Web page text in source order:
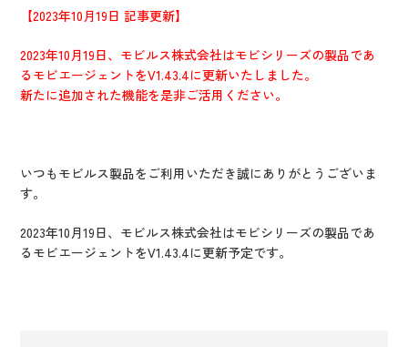
CX向上情報サイト
【2023年10月19日 記事更新】
2023年10月19日、モビルス株式会社はモビシリーズの製品であ
るモビエージェントをV1.43.4に更新いたしました。
新たに追加された機能を是非ご活用ください。
いつもモビルス製品をご利用いただき誠にありがとうございま
す。
2023年10月19日、モビルス株式会社はモビシリーズの製品であ
るモビエージェントをV1.43.4に更新予定です。